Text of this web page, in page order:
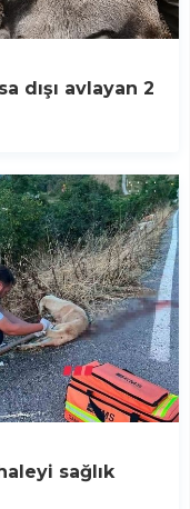
dışı avlayan 2
sağlık